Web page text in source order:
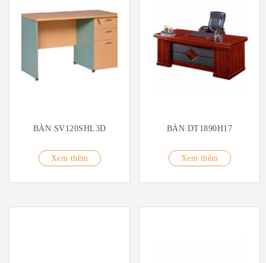
BÀN SV120SHL3D
Xem thêm
BÀN DT1890H17
Xem thêm